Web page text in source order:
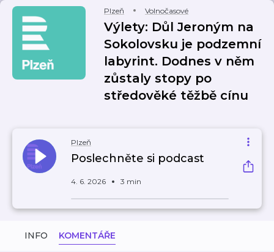
Plzeň Volnočasové
Výlety: Důl Jeroným na
Sokolovsku je podzemní
labyrint. Dodnes v něm
zůstaly stopy po
středověké těžbě cínu
Plzeň
Poslechněte si podcast
4. 6. 2026 3 min
INFO KOMENTÁŘE